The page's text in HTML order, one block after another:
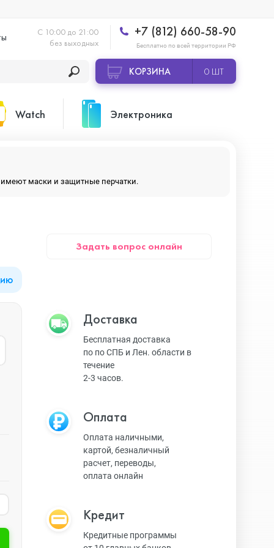
С 10:00 до 21:00
без выходных
+7 (812) 660-58-90
Бесплатно по всей территории РФ
КОРЗИНА 0 ШТ
Watch
Apple Watch Series 9
Apple Watch Ultra 3
Apple Watch Ultra
Apple Watch SE 2023
Apple Watch SE 2022
Электроника
Умные часы, браслеты
имеют маски и защитные перчатки.
Задать вопрос онлайн
Доставка
Бесплатная доставка
по по СПБ и Лен. области в
течение
2-3 часов.
Оплата
Оплата наличными,
картой, безналичный
расчет, переводы,
оплата онлайн
Кредит
Кредитные программы